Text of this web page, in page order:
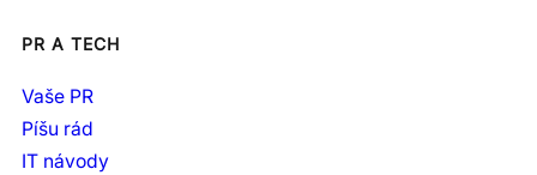
PR A TECH
Vaše PR
Píšu rád
IT návody